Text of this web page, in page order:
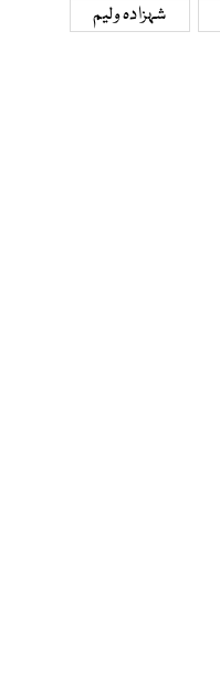
شہزادہ ولیم